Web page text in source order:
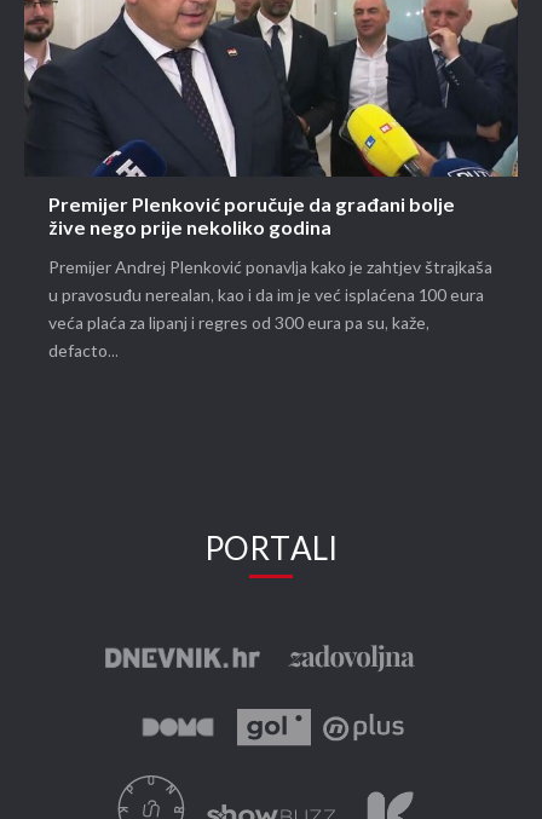
Premijer Plenković poručuje da građani bolje
žive nego prije nekoliko godina
Premijer Andrej Plenković ponavlja kako je zahtjev štrajkaša
u pravosuđu nerealan, kao i da im je već isplaćena 100 eura
veća plaća za lipanj i regres od 300 eura pa su, kaže,
defacto...
PORTALI